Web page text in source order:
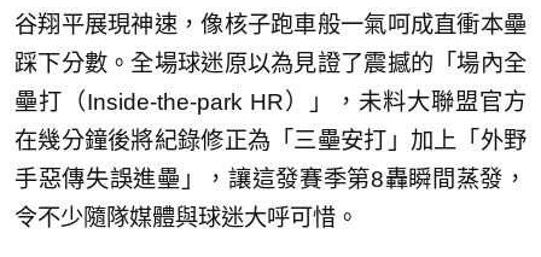
谷翔平展現神速，像核子跑車般一氣呵成直衝本壘
踩下分數。全場球迷原以為見證了震撼的「場內全
壘打（Inside-the-park HR）」，未料大聯盟官方
在幾分鐘後將紀錄修正為「三壘安打」加上「外野
手惡傳失誤進壘」，讓這發賽季第8轟瞬間蒸發，
令不少隨隊媒體與球迷大呼可惜。